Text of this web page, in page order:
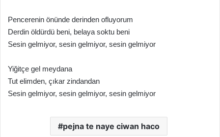
Pencerenin önünde derinden ofluyorum
Derdin öldürdü beni, belaya soktu beni
Sesin gelmiyor, sesin gelmiyor, sesin gelmiyor
Yiğitçe gel meydana
Tut elimden, çıkar zindandan
Sesin gelmiyor, sesin gelmiyor, sesin gelmiyor
pejna te naye ciwan haco